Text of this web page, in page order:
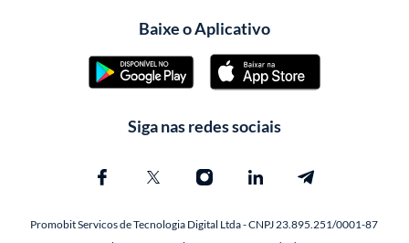
Baixe o Aplicativo
Siga nas redes sociais
Promobit Servicos de Tecnologia Digital Ltda - CNPJ 23.895.251/0001-87